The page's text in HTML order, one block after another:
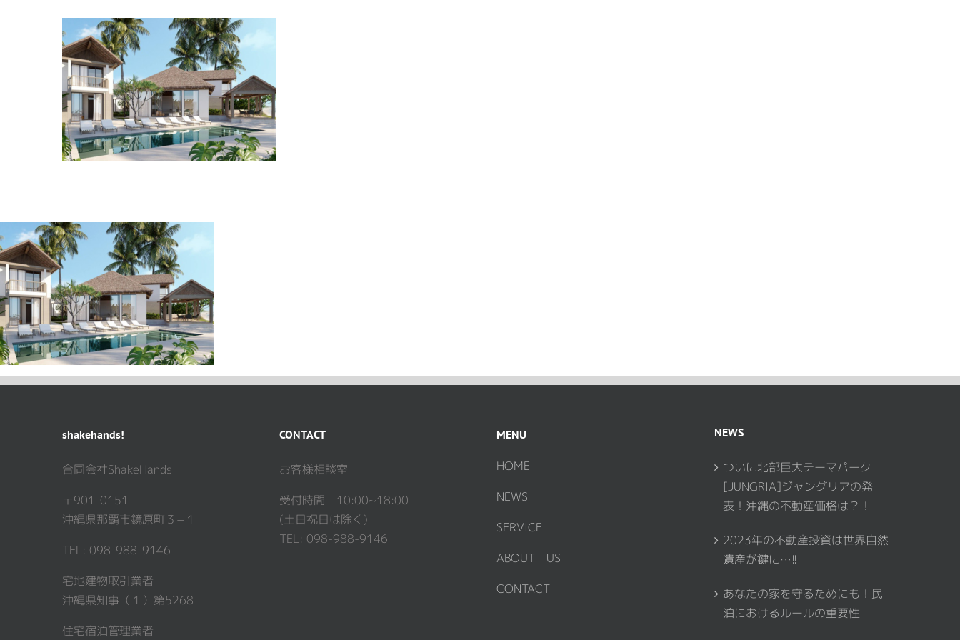
shakehands!
合同会社ShakeHands
〒901-0151
沖縄県那覇市鏡原町３−１
TEL: 098-988-9146
宅地建物取引業者
沖縄県知事（１）第5268
住宅宿泊管理業者
CONTACT
お客様相談室
受付時間 10:00~18:00
(土日祝日は除く)
TEL: 098-988-9146
MENU
HOME
NEWS
SERVICE
ABOUT US
CONTACT
NEWS
ついに北部巨大テーマパーク
[JUNGRIA]ジャングリアの発
表！沖縄の不動産価格は？！
2023年の不動産投資は世界自然
遺産が鍵に…!!
あなたの家を守るためにも！民
泊におけるルールの重要性